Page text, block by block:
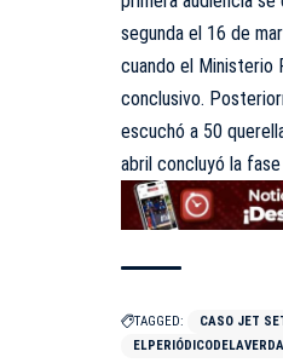
segunda el 16 de
cuando el Ministerio
conclusivo.
escuchó a 50
abril concluyó la
TAGGED: CASO JET